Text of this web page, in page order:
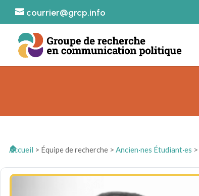
courrier@grcp.info
Accueil > Équipe de recherche > Ancien·nes Étudiant·es >